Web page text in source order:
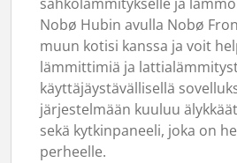
sähkölämmitykselle ja
Nobø Hubin avulla Nobø
muun kotisi kanssa ja voit
lämmittimiä ja
käyttäjäystävällisellä
järjestelmään kuuluu
sekä kytkinpaneeli, joka on
perheelle.